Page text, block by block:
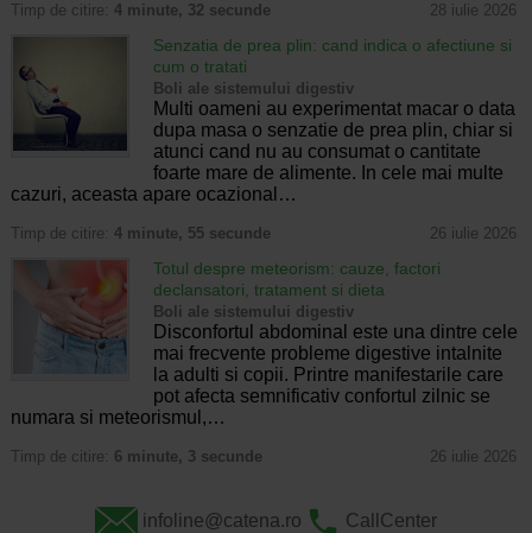
Timp de citire: 4 minute, 32 secunde 28 iulie 2026
Senzatia de prea plin: cand indica o afectiune si
cum o tratati
Boli ale sistemului digestiv
Multi oameni au experimentat macar o data
dupa masa o senzatie de prea plin, chiar si
atunci cand nu au consumat o cantitate
foarte mare de alimente. In cele mai multe
cazuri, aceasta apare ocazional…
Timp de citire: 4 minute, 55 secunde 26 iulie 2026
Totul despre meteorism: cauze, factori
declansatori, tratament si dieta
Boli ale sistemului digestiv
Disconfortul abdominal este una dintre cele
mai frecvente probleme digestive intalnite
la adulti si copii. Printre manifestarile care
pot afecta semnificativ confortul zilnic se
numara si meteorismul,…
Timp de citire: 6 minute, 3 secunde 26 iulie 2026
infoline@catena.ro CallCenter